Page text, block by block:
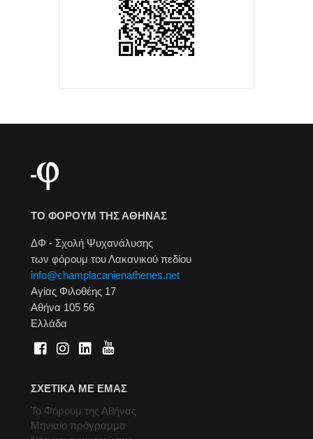
ΤΟ ΦΟΡΟΥΜ ΤΗΣ ΑΘΗΝΑΣ
ΔΦ - Σχολή Ψυχανάλυσης
των φόρουμ του Λακανικού πεδίου
info@champlacanienathenes.net
Αγίας Φιλοθέης 17
Αθήνα 105 56
Ελλάδα
ΣΧΕΤΙΚΑ ΜΕ ΕΜΑΣ
Το Φόρουμ της Αθήνας
Μηνιαίο πρόγραμμα